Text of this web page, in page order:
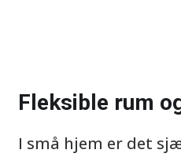
Fleksible rum
I små hjem er det